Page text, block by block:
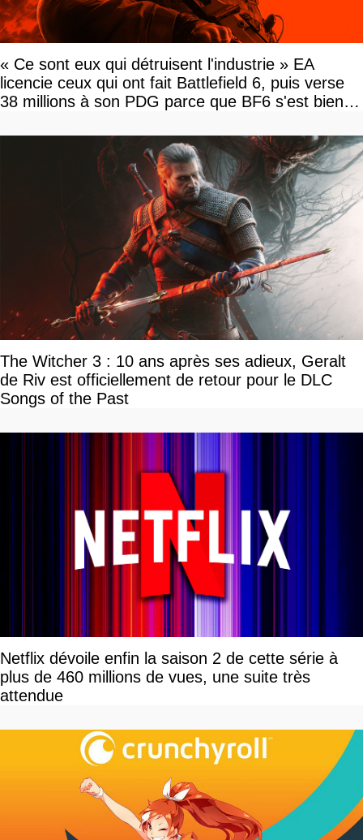
« Ce sont eux qui détruisent l'industrie » EA
licencie ceux qui ont fait Battlefield 6, puis verse
38 millions à son PDG parce que BF6 s'est bien
The Witcher 3 : 10 ans après ses adieux, Geralt
de Riv est officiellement de retour pour le DLC
Songs of the Past
Netflix dévoile enfin la saison 2 de cette série à
plus de 460 millions de vues, une suite très
attendue